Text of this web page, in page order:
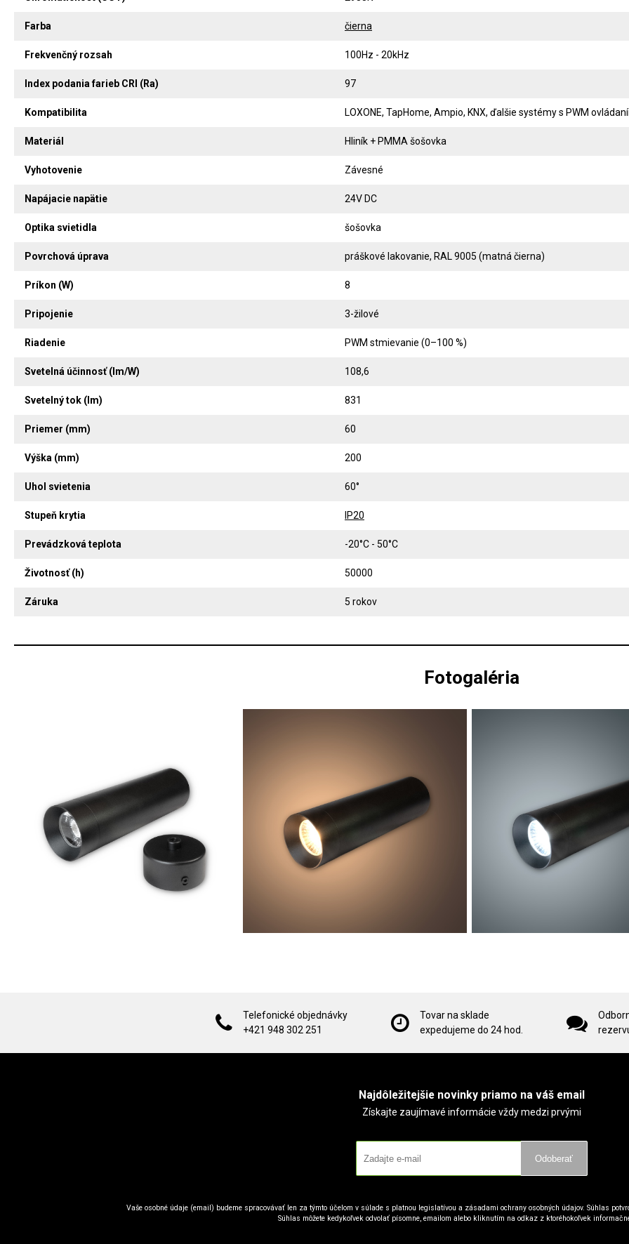
Farba čierna
Frekvenčný rozsah 100Hz - 20kHz
Index podania farieb CRI (Ra) 97
Kompatibilita LOXONE, TapHome, Ampio, KNX, ďalšie systémy s PWM
Materiál Hliník + PMMA šošovka
Vyhotovenie Závesné
Napájacie napätie 24V DC
Optika svietidla šošovka
Povrchová úprava práškové lakovanie, RAL 9005 (matná čierna)
Príkon (W) 8
Pripojenie 3-žilové
Riadenie PWM stmievanie (0–100 %)
Svetelná účinnosť (lm/W) 108,6
Svetelný tok (lm) 831
Priemer (mm) 60
Výška (mm) 200
Uhol svietenia 60°
Stupeň krytia IP20
Prevádzková teplota -20°C - 50°C
Životnosť (h) 50000
Záruka 5 rokov
Fotogaléria
Telefonické objednávky
+421 948 302 251
Tovar na sklade
expedujeme do 24 hod.
Najdôležitejšie novinky priamo na váš email
Získajte zaujímavé informácie vždy medzi prvými
Odoberať
Vaše osobné údaje (email) budeme spracovávať len za týmto účelom v súlade s platnou legislatívou a zásadami ochrany osobných údajov. Súhlas
Súhlas môžete kedykoľvek odvolať písomne, emailom alebo kliknutím na odkaz z ktoréhokoľvek